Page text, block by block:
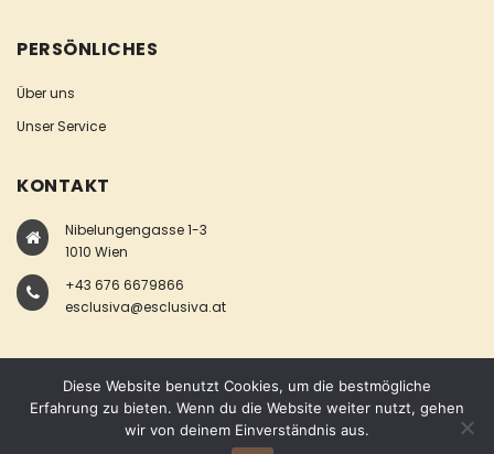
PERSÖNLICHES
Über uns
Unser Service
KONTAKT
Nibelungengasse 1-3
1010 Wien
+43 676 6679866
esclusiva@esclusiva.at
COPYRIGHT © ESCLUSIVA
Diese Website benutzt Cookies, um die bestmögliche
Erfahrung zu bieten. Wenn du die Website weiter nutzt, gehen
wir von deinem Einverständnis aus.